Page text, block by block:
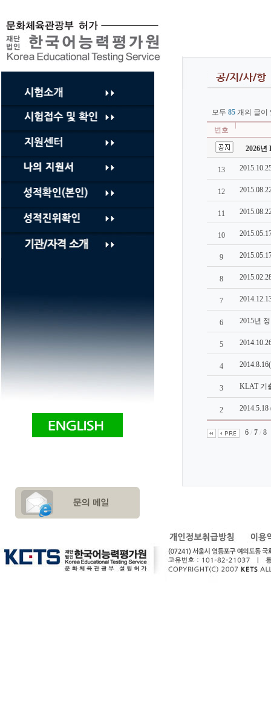
츠
바
로
기
모두 85 개의 글이
번호
2026년
13
12
11
10
9
8
7
6 2015년
5
4
3 KLAT 기
2
6 / 7 / 8